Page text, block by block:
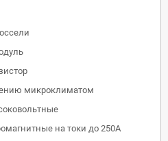
микроклиматом
на токи до 250А